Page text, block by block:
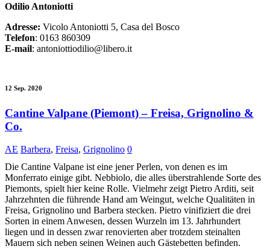
Odilio Antoniotti
Adresse: Vicolo Antoniotti 5, Casa del Bosco
Telefon: 0163 860309
E-mail: antoniottiodilio@libero.it
12 Sep. 2020
Cantine Valpane (Piemont) – Freisa, Grignolino &
Co.
AE Barbera, Freisa, Grignolino 0
Die Cantine Valpane ist eine jener Perlen, von denen es im
Monferrato einige gibt. Nebbiolo, die alles überstrahlende Sorte des
Piemonts, spielt hier keine Rolle. Vielmehr zeigt Pietro Arditi, seit
Jahrzehnten die führende Hand am Weingut, welche Qualitäten in
Freisa, Grignolino und Barbera stecken. Pietro vinifiziert die drei
Sorten in einem Anwesen, dessen Wurzeln im 13. Jahrhundert
liegen und in dessen zwar renovierten aber trotzdem steinalten
Mauern sich neben seinen Weinen auch Gästebetten befinden.